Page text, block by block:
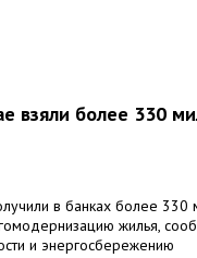
взяли более 330
в банках более 330
жилья,
и энергосбережению